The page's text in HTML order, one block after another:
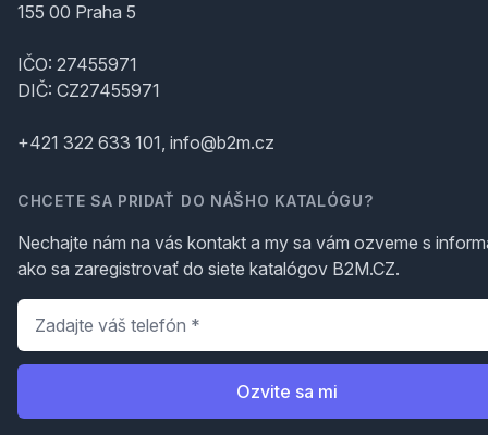
155 00 Praha 5
IČO: 27455971
DIČ: CZ27455971
+421 322 633 101, info@b2m.cz
CHCETE SA PRIDAŤ DO NÁŠHO KATALÓGU?
Nechajte nám na vás kontakt a my sa vám ozveme s
ako sa zaregistrovať do siete katalógov B2M.CZ.
Telefón
Ozvite sa mi